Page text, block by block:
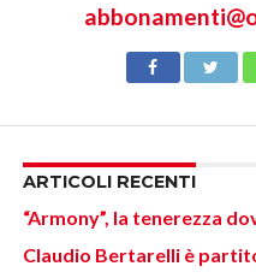
ARTICOLI RECENTI
“Armony”, la tenerezza
Claudio Bertarelli è